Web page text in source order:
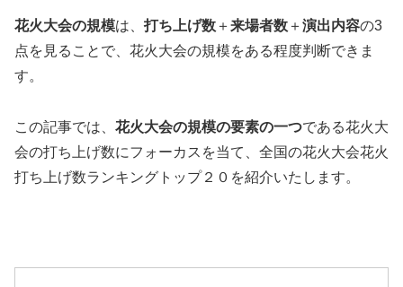
花火大会の規模は、 打ち上げ数 ＋来場者数 ＋演出内容の3
点を見ることで、花火大会の規模をある程度判断できま
す。
この記事では、 花火大会の規模の要素の一つである花火大
会の打ち上げ数にフォーカスを当て、全国の花火大会花火
打ち上げ数ランキングトップ２０を紹介いたします。